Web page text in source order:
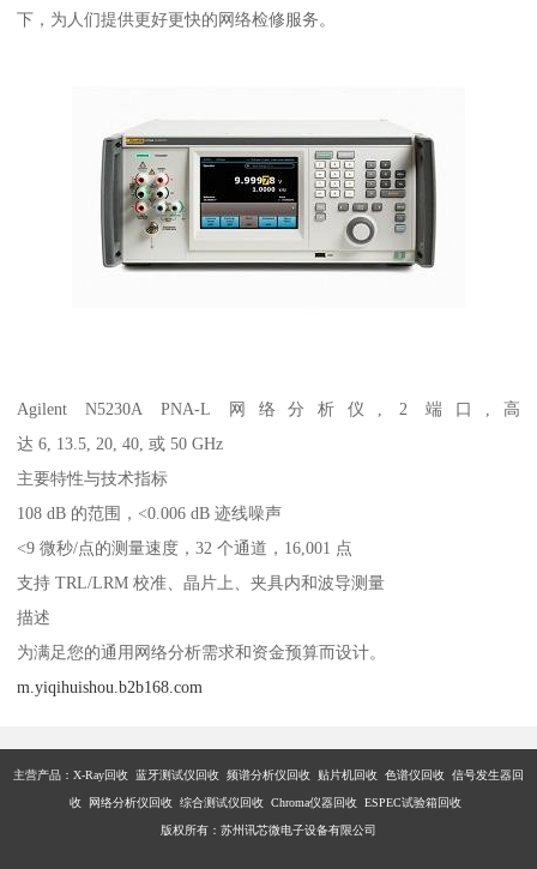
下，为人们提供更好更快的网络检修服务。
Agilent N5230A PNA-L 网络分析仪, 2 端口,高
达 6, 13.5, 20, 40, 或 50 GHz
主要特性与技术指标
108 dB 的范围，<0.006 dB 迹线噪声
<9 微秒/点的测量速度，32 个通道，16,001 点
支持 TRL/LRM 校准、晶片上、夹具内和波导测量
描述
为满足您的通用网络分析需求和资金预算而设计。
m.yiqihuishou.b2b168.com
主营产品：X-Ray回收 蓝牙测试仪回收 频谱分析仪回收 贴片机回收 色谱仪回收 信号发生器回
收 网络分析仪回收 综合测试仪回收 Chroma仪器回收 ESPEC试验箱回收
版权所有：苏州讯芯微电子设备有限公司